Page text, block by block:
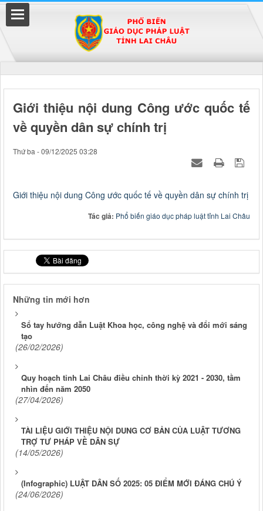
Giới thiệu nội dung Công ước quốc tế
về quyền dân sự chính trị
Thứ ba - 09/12/2025 03:28
Giới thiệu nội dung Công ước quốc tế về quyền dân sự chính trị
Tác giả: Phổ biến giáo dục pháp luật tỉnh Lai Châu
Những tin mới hơn
Sổ tay hướng dẫn Luật Khoa học, công nghệ và đổi mới sáng
tạo
(26/02/2026)
Quy hoạch tỉnh Lai Châu điều chỉnh thời kỳ 2021 - 2030, tầm
nhìn đến năm 2050
(27/04/2026)
TÀI LIỆU GIỚI THIỆU NỘI DUNG CƠ BẢN CỦA LUẬT TƯƠNG
TRỢ TƯ PHÁP VỀ DÂN SỰ
(14/05/2026)
(Infographic) LUẬT DÂN SỐ 2025: 05 ĐIỂM MỚI ĐÁNG CHÚ Ý
(24/06/2026)
Đã kết nối EMC